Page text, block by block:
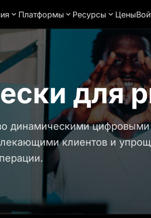
Платформы Ресурсы Цены
для
динамическими
клиентов и